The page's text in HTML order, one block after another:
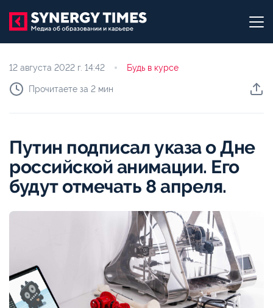
12 августа 2022 г. 14:42 Будь в курсе
Прочитаете за 2 мин
Путин подписал указа о Дне
российской анимации. Его
будут отмечать 8 апреля.